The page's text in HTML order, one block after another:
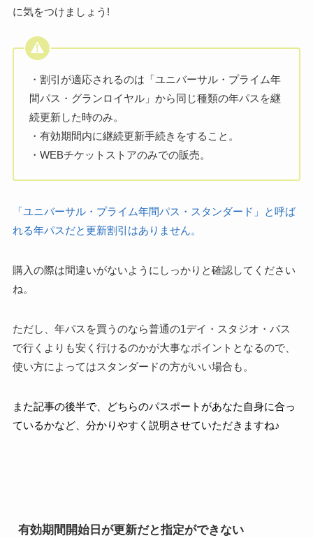
に気をつけましょう!
・割引が適応されるのは「ユニバーサル・プライム年
間パス・グランロイヤル」から同じ種類の年パスを継
続更新した時のみ。
・有効期間内に継続更新手続きをすること。
・WEBチケットストアのみでの販売。
「ユニバーサル・プライム年間パス・スタンダード」と呼ば
れる年パスだと更新割引はありません。
購入の際は間違いがないようにしっかりと確認してください
ね。
ただし、年パスを買うのなら普通の1デイ・スタジオ・パス
で行くよりも安く行けるのかが大事なポイントとなるので、
使い方によってはスタンダードの方がいい場合も。
また記事の後半で、どちらのパスポートがあなた自身に合っ
ているかなど、分かりやすく説明させていただきますね♪
有効期間開始日が更新だと指定ができない